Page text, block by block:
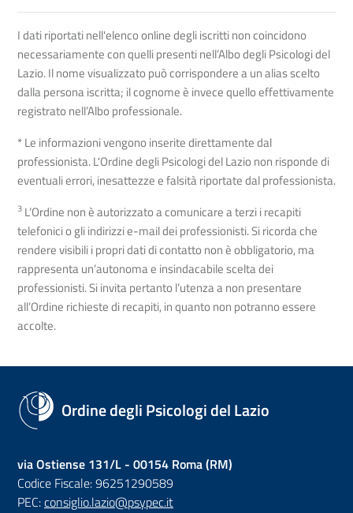
I dati riportati nell'elenco online degli iscritti non coincidono
necessariamente con quelli presenti nell’Albo degli Psicologi del
Lazio. Il nome visualizzato può corrispondere a un alias scelto
dalla persona iscritta; il cognome è invece quello effettivamente
registrato nell’Albo professionale.
* Le informazioni vengono inserite direttamente dal
professionista. L'Ordine degli Psicologi del Lazio non risponde di
eventuali errori, inesattezze e falsità riportate dal professionista.
3 L’Ordine non è autorizzato a comunicare a terzi i recapiti
telefonici o gli indirizzi e-mail dei professionisti. Si ricorda che
rendere visibili i propri dati di contatto non è obbligatorio, ma
rappresenta un’autonoma e insindacabile scelta dei
professionisti. Si invita pertanto l’utenza a non presentare
all’Ordine richieste di recapiti, in quanto non potranno essere
accolte.
Ordine degli Psicologi del Lazio
via Ostiense 131/L - 00154 Roma (RM)
Codice Fiscale: 96251290589
PEC:consiglio.lazio@psypec.it